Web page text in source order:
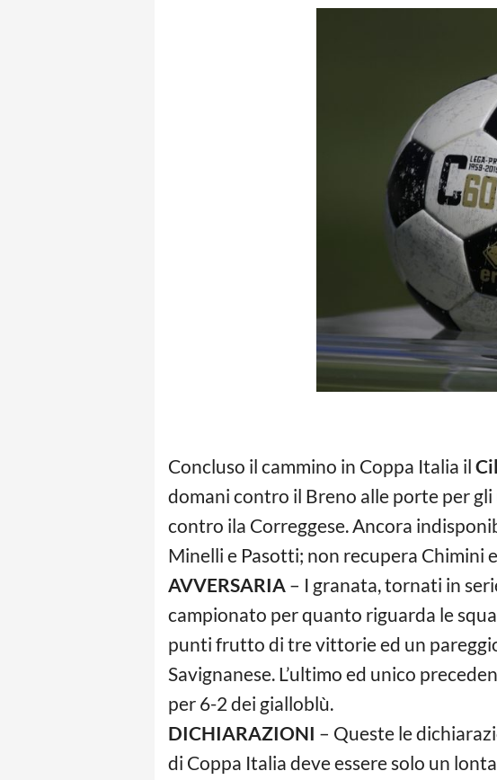
Concluso il cammino in Coppa Italia il
domani contro il Breno alle porte per
contro ila Correggese. Ancora
Minelli e Pasotti; non recupera Chimini
AVVERSARIA – I granata, tornati in
campionato per quanto riguarda le
punti frutto di tre vittorie ed un
Savignanese. L’ultimo ed unico
per 6-2 dei gialloblù.
DICHIARAZIONI – Queste le
di Coppa Italia deve essere solo un